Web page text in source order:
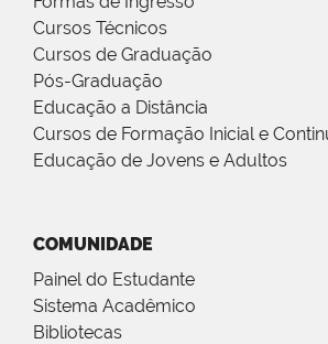
Cursos Técnicos
Cursos de Graduação
Pós-Graduação
Educação a Distância
Cursos de Formação Inicial e
Educação de Jovens e Adultos
COMUNIDADE
Painel do Estudante
Sistema Acadêmico
Bibliotecas